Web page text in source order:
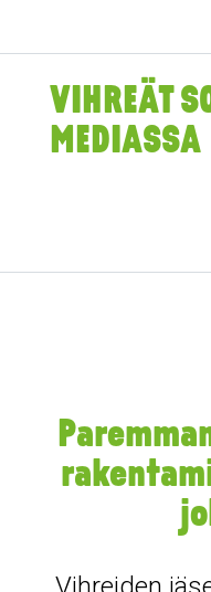
VIHREÄT
MEDIASSA